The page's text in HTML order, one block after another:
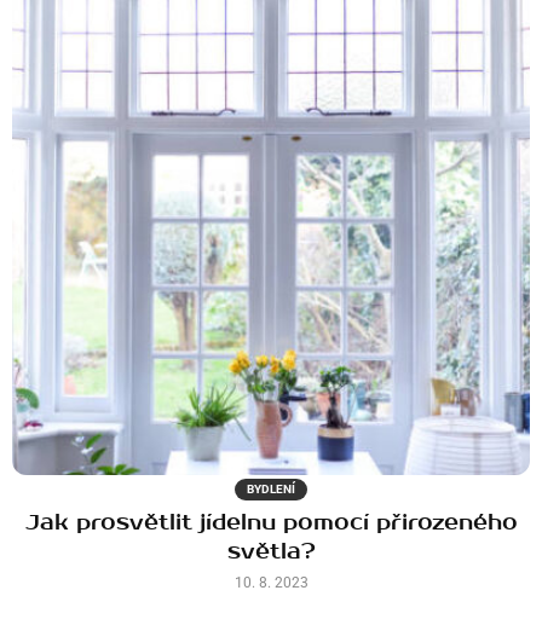
BYDLENÍ
Jak prosvětlit jídelnu pomocí přirozeného
světla?
10. 8. 2023